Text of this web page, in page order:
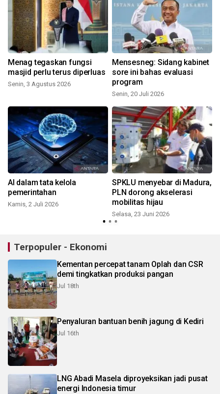
Menag tegaskan fungsi
masjid perlu terus diperluas
Senin, 3 Agustus 2026
Mensesneg: Sidang kabinet
sore ini bahas evaluasi
program
Senin, 20 Juli 2026
AI dalam tata kelola
pemerintahan
Kamis, 2 Juli 2026
SPKLU menyebar di Madura,
PLN dorong akselerasi
mobilitas hijau
Selasa, 23 Juni 2026
Terpopuler - Ekonomi
Kementan percepat tanam Oplah dan CSR
demi tingkatkan produksi pangan
Jul 18th
Penyaluran bantuan benih jagung di Kediri
Jul 16th
LNG Abadi Masela diproyeksikan jadi pusat
energi Indonesia timur